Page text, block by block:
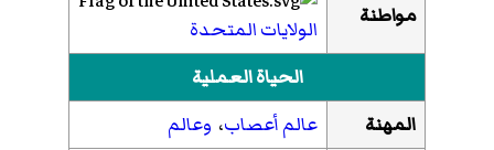
مواطنة
الولايات المتحدة
الحياة العملية
المهنة
عالم أعصاب، وعالم